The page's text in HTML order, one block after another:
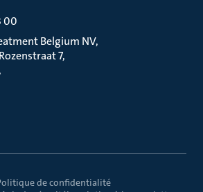
00
Belgium NV
7
de confidentialité